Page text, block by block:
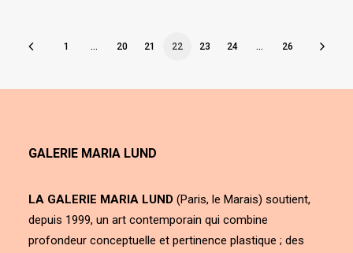
1 … 20 21 22 23 24 … 26
GALERIE MARIA LUND
LA GALERIE MARIA LUND (Paris, le Marais) soutient,
depuis 1999, un art contemporain qui combine
profondeur conceptuelle et pertinence plastique ; des